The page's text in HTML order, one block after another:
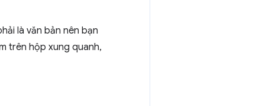
là văn bản nên bạn
trên hộp xung quanh,